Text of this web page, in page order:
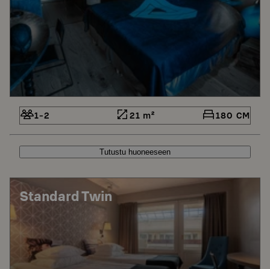
1-2 21 m² 180 CM
Tutustu huoneeseen
Standard Twin